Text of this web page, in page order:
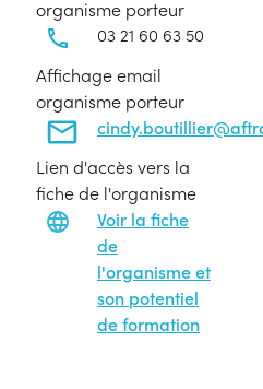
organisme porteur
03 21 60 63 50
Affichage email
organisme porteur
Lien d'accès vers la
fiche de l'organisme
Voir la fiche
de
l'organisme et
son potentiel
de formation